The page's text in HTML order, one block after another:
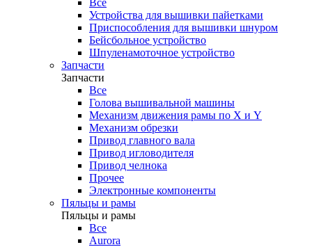
Все
Устройства для вышивки пайетками
Приспособления для вышивки шнуром
Бейсбольное устройство
Шпуленамоточное устройство
Запчасти
Запчасти
Все
Голова вышивальной машины
Механизм движения рамы по X и Y
Механизм обрезки
Привод главного вала
Привод игловодителя
Привод челнока
Прочее
Электронные компоненты
Пяльцы и рамы
Пяльцы и рамы
Все
Aurora